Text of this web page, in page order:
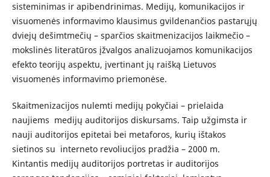
sisteminimas ir apibendrinimas. Medijų, komunikacijos ir
visuomenės informavimo klausimus gvildenančios pastarųjų
dviejų dešimtmečių – sparčios skaitmenizacijos laikmečio –
mokslinės literatūros įžvalgos analizuojamos komunikacijos
efekto teorijų aspektu, įvertinant jų raišką Lietuvos
visuomenės informavimo priemonėse.
Skaitmenizacijos nulemti medijų pokyčiai – prielaida
naujiems medijų auditorijos diskursams. Taip užgimsta ir
nauji auditorijos epitetai bei metaforos, kurių ištakos
sietinos su interneto revoliucijos pradžia – 2000 m.
Kintantis medijų auditorijos portretas ir auditorijos